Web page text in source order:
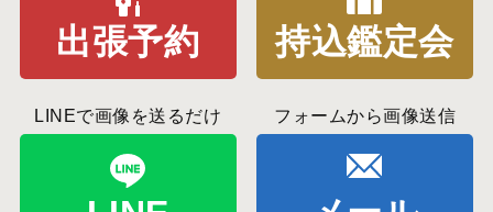
出張予約 持込鑑定会
LINEで画像を送るだけ フォームから画像送信